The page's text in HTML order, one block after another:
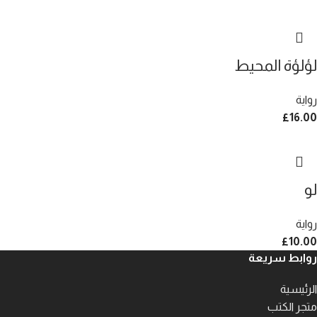
لؤلؤة المحيط
رواية
£16.00
لو
رواية
£10.00
روابط سريعة
الرئيسية
متجر الكتب